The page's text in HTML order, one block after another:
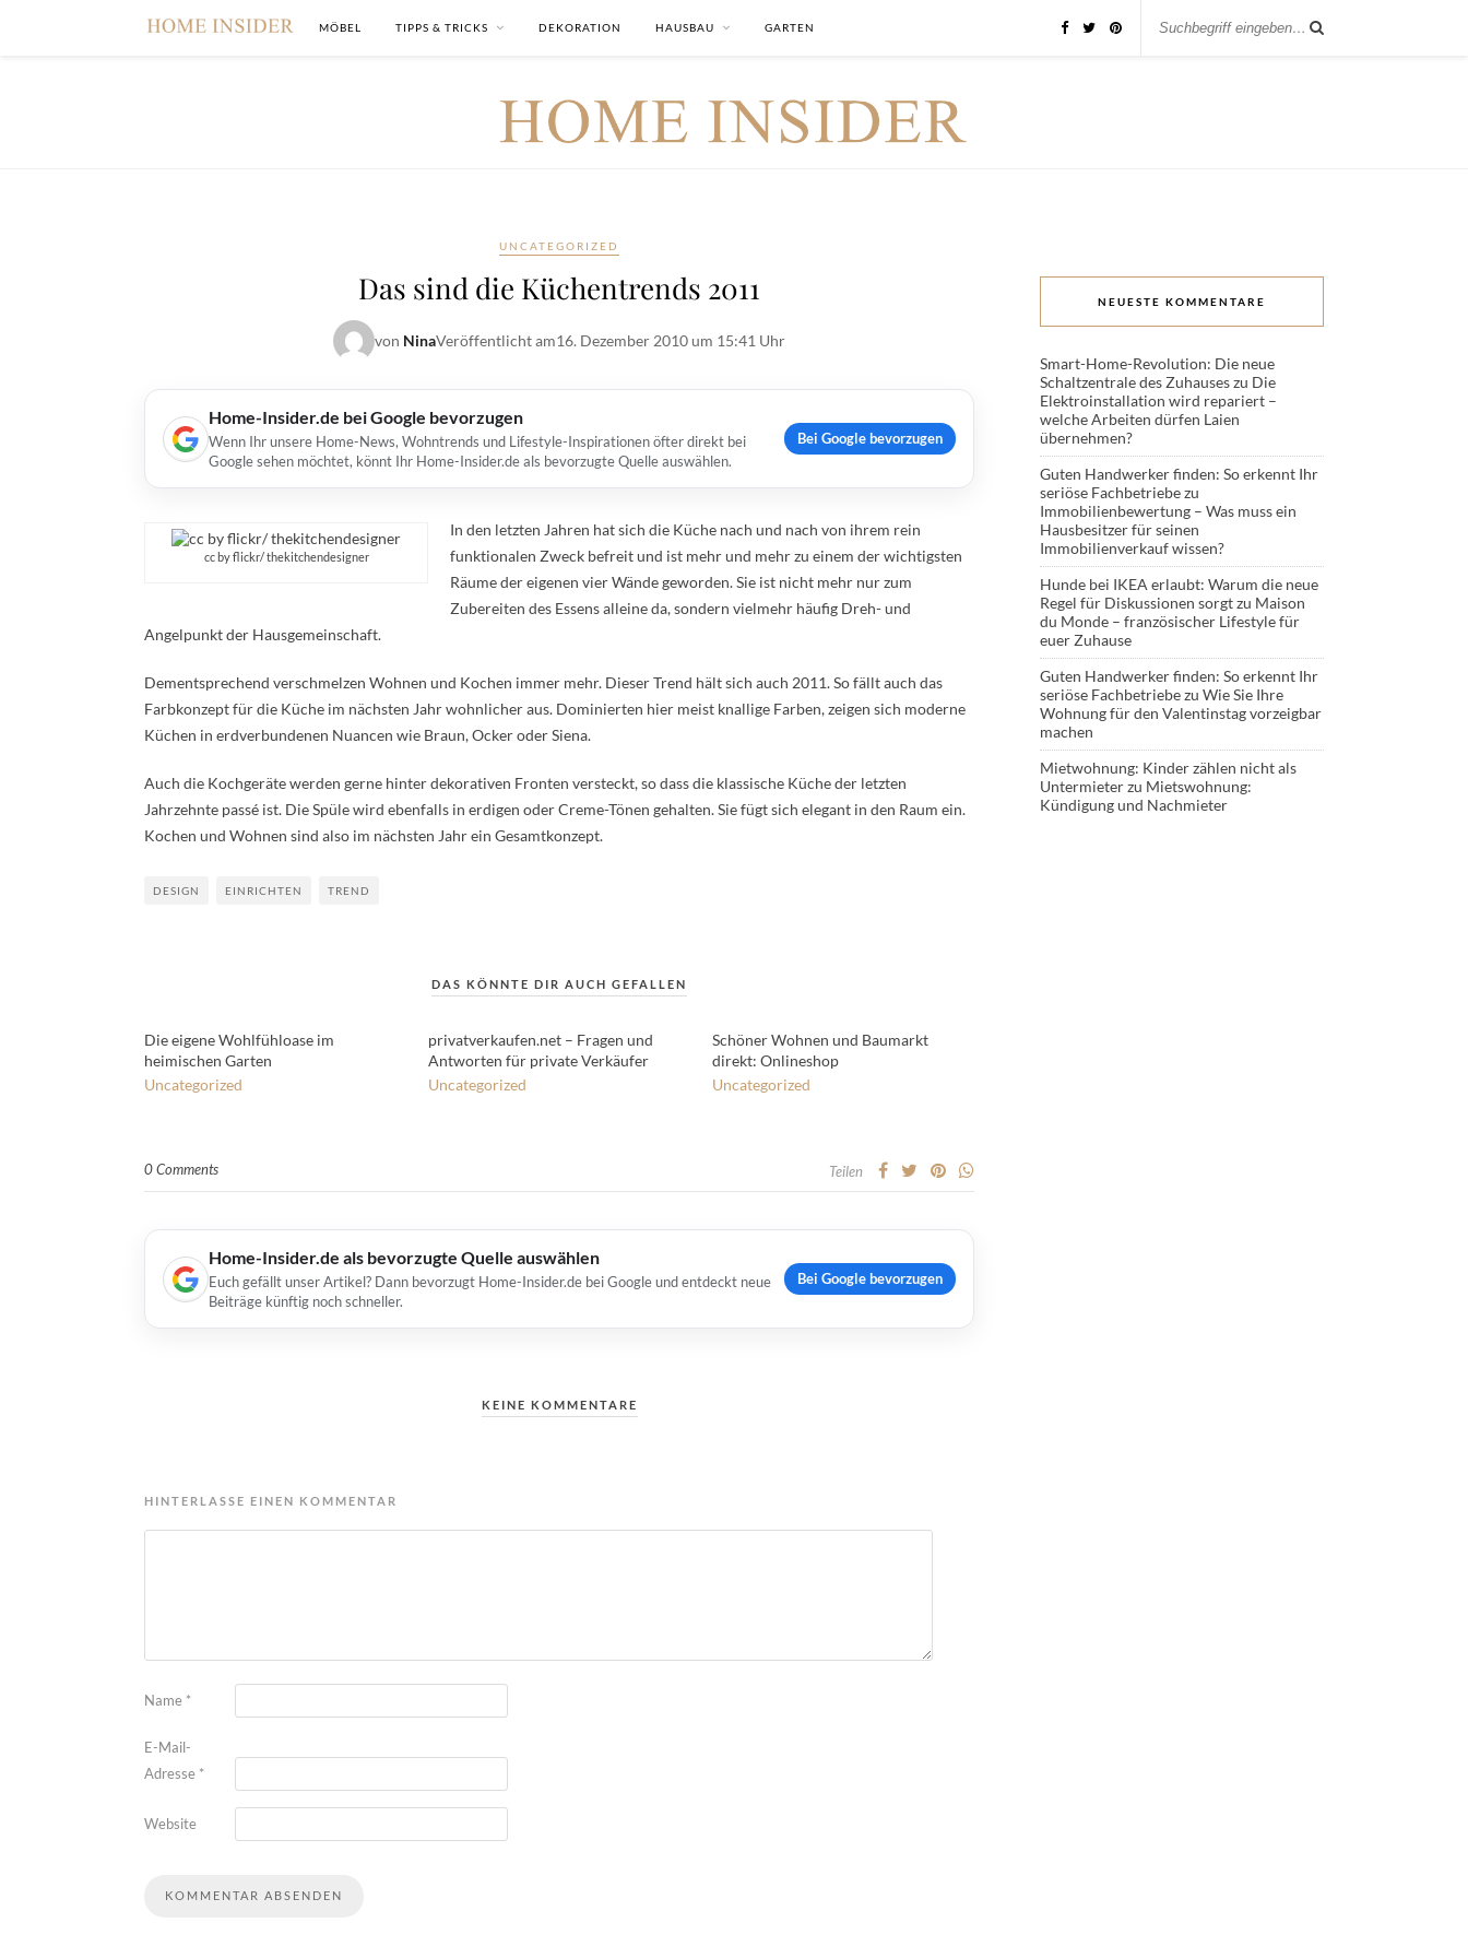
MÖBEL TIPPS & TRICKS DEKORATION HAUSBAU GARTEN
UNCATEGORIZED
Das sind die Küchentrends 2011
von NinaVeröffentlicht am16. Dezember 2010 um 15:41 Uhr
Home-Insider.de bei Google bevorzugen
Wenn Ihr unsere Home-News, Wohntrends und Lifestyle-Inspirationen öfter direkt bei
Google sehen möchtet, könnt Ihr Home-Insider.de als bevorzugte Quelle auswählen.
Bei Google bevorzugen
cc by flickr/ thekitchendesigner
In den letzten Jahren hat sich die Küche nach und nach von ihrem rein
funktionalen Zweck befreit und ist mehr und mehr zu einem der wichtigsten
Räume der eigenen vier Wände geworden. Sie ist nicht mehr nur zum
Zubereiten des Essens alleine da, sondern vielmehr häufig Dreh- und
Angelpunkt der Hausgemeinschaft.
Dementsprechend verschmelzen Wohnen und Kochen immer mehr. Dieser Trend hält sich auch 2011. So fällt auch das
Farbkonzept für die Küche im nächsten Jahr wohnlicher aus. Dominierten hier meist knallige Farben, zeigen sich moderne
Küchen in erdverbundenen Nuancen wie Braun, Ocker oder Siena.
Auch die Kochgeräte werden gerne hinter dekorativen Fronten versteckt, so dass die klassische Küche der letzten
Jahrzehnte passé ist. Die Spüle wird ebenfalls in erdigen oder Creme-Tönen gehalten. Sie fügt sich elegant in den Raum ein.
Kochen und Wohnen sind also im nächsten Jahr ein Gesamtkonzept.
DESIGN EINRICHTEN TREND
DAS KÖNNTE DIR AUCH GEFALLEN
Die eigene Wohlfühloase im
heimischen Garten
Uncategorized
privatverkaufen.net – Fragen und
Antworten für private Verkäufer
Uncategorized
Schöner Wohnen und Baumarkt
direkt: Onlineshop
Uncategorized
0 Comments Teilen
Home-Insider.de als bevorzugte Quelle auswählen
Euch gefällt unser Artikel? Dann bevorzugt Home-Insider.de bei Google und entdeckt neue
Beiträge künftig noch schneller.
Bei Google bevorzugen
KEINE KOMMENTARE
HINTERLASSE EINEN KOMMENTAR
Name *
E-Mail-
Adresse *
Website
NEUESTE KOMMENTARE
Smart-Home-Revolution: Die neue
Schaltzentrale des Zuhauseszu Die
Elektroinstallation wird repariert –
welche Arbeiten dürfen Laien
übernehmen?
Guten Handwerker finden: So erkennt Ihr
seriöse Fachbetriebezu
Immobilienbewertung – Was muss ein
Hausbesitzer für seinen
Immobilienverkauf wissen?
Hunde bei IKEA erlaubt: Warum die neue
Regel für Diskussionen sorgtzu Maison
du Monde – französischer Lifestyle für
euer Zuhause
Guten Handwerker finden: So erkennt Ihr
seriöse Fachbetriebezu Wie Sie Ihre
Wohnung für den Valentinstag vorzeigbar
machen
Mietwohnung: Kinder zählen nicht als
Untermieterzu Mietswohnung:
Kündigung und Nachmieter